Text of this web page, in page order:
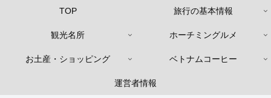
TOP 旅行の基本情報
観光名所 ホーチミングルメ
お土産・ショッピング ベトナムコーヒー
運営者情報